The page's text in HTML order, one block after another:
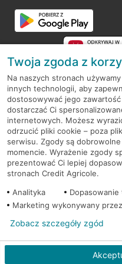
RODO
Regulamin serwisu
Mapa serwisu
PolitykaCookies
© 2026 Credit Agricole Bank
Twoja zgoda z
Na naszych stronach
innych technologii, aby
dostosowywać jego
dostarczać Ci
internetowych. Możesz
odrzucić pliki cookie – poza
serwisu. Zgody są
momencie. Wyrażenie zgody
prezentować Ci lepiej
stronach Credit Agricole.
Analityka
Marketing wykonywany
Zobacz szczegóły zgód